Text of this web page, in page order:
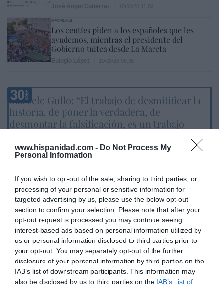
www.hispanidad.com - Do Not Process My
Personal Information
If you wish to opt-out of the sale, sharing to third parties, or
processing of your personal or sensitive information for
targeted advertising by us, please use the below opt-out
section to confirm your selection. Please note that after your
opt-out request is processed you may continue seeing
interest-based ads based on personal information utilized by
us or personal information disclosed to third parties prior to
your opt-out. You may separately opt-out of the further
disclosure of your personal information by third parties on the
IAB’s list of downstream participants. This information may
also be disclosed by us to third parties on the IAB’s List of
ESPAÑA
Los ceutíes piden a los españoles que les
ayudemos, mientras el presidente del
Gobierno tuitea desde La Mareta
Marcelo Gullo: “El trabajo de desmitificar la
historia, de poner la verdadera, de
desmontar la falsificación, es un trabajo
por Hispanidad
DIARIO DE LA CORRUPCIÓN SANCHISTA
Diario de la corrupción sanchista. Hazte
Oír se manifiesta delante de La Mareta:
“Pedro Sánchez es un criminal”
por Redacción
Artículos anteriores